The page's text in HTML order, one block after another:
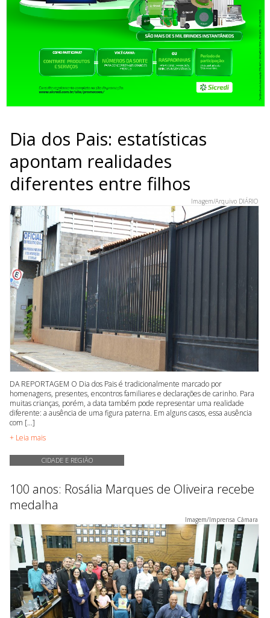
Dia dos Pais: estatísticas
apontam realidades
diferentes entre filhos
Imagem/Arquivo DIÁRIO
DA REPORTAGEM O Dia dos Pais é tradicionalmente marcado por
homenagens, presentes, encontros familiares e declarações de carinho. Para
muitas crianças, porém, a data também pode representar uma realidade
diferente: a ausência de uma figura paterna. Em alguns casos, essa ausência
com [...]
+ Leia mais
CIDADE E REGIÃO
100 anos: Rosália Marques de Oliveira recebe
medalha
Imagem/Imprensa Câmara